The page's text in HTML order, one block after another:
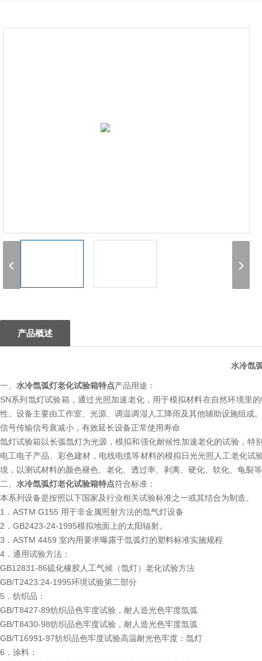
产品概述
水冷氙
一、 水冷氙弧灯老化试验箱特点产品用途：
SN系列氙灯试验箱，通过光照加速老化，用于模拟材料在自然环境里
性。设备主要由工作室、光源、调温调湿人工降雨及其他辅助设施组
信号传输信号衰减小，有效延长设备正常使用寿命
氙灯试验箱以长弧氙灯为光源，模拟和强化耐候性加速老化的试验，
电工电子产品、彩色建材，电线电缆等材料的模拟日光光照人工老化
境，以测试材料的颜色褪色、老化、透过率、剥离、硬化、软化、龟裂
二、 水冷氙弧灯老化试验箱特点符合标准：
本系列设备是按照以下国家及行业相关试验标准之一或其结合为制造。
1．ASTM G155 用于非金属照射方法的氙气灯设备
2．GB2423-24-1995模拟地面上的太阳辐射。
3．ASTM 4459 室内用要求曝露于氙弧灯的塑料标准实施规程
4．通用试验方法：
GB12831-86硫化橡胶人工气候（氙灯）老化试验方法
GB/T2423.24-1995环境试验第二部分
5．纺织品：
GB/T8427-89纺织品色牢度试验，耐人造光色牢度氙弧
GB/T8430-98纺织品色牢度试验，耐人造光色牢度氙弧
GB/T16991-97纺织品色牢度试验高温耐光色牢度：氙灯
6．涂料：